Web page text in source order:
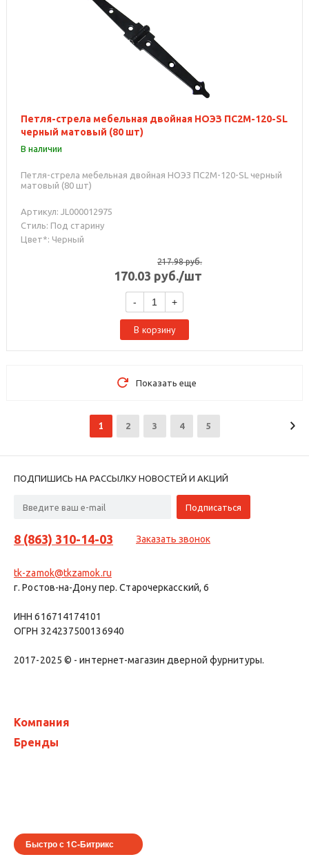
Петля-стрела мебельная двойная НОЭЗ ПС2М-120-SL
черный матовый (80 шт)
В наличии
Петля-стрела мебельная двойная НОЭЗ ПС2М-120-SL черный
матовый (80 шт)
Артикул: JL000012975
Стиль: Под старину
Цвет*: Черный
217.98руб.
170.03 руб./шт
- +
В корзину
Показать еще
1 2 3 4 5
ПОДПИШИСЬ НА РАССЫЛКУ НОВОСТЕЙ И АКЦИЙ
8 (863) 310-14-03 Заказать звонок
tk-zamok@tkzamok.ru
г. Ростов-на-Дону пер. Старочеркасский, 6
ИНН 616714174101
ОГРН 324237500136940
2017-2025 © - интернет-магазин дверной фурнитуры.
Компания
Бренды
Быстро с 1С-Битрикс